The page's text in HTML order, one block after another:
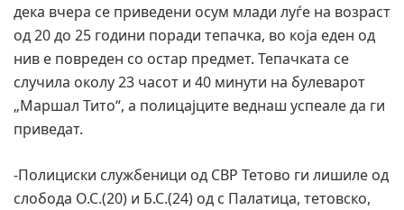
дека вчера се приведени осум млади луѓе на возраст
од 20 до 25 години поради тепачка, во која еден од
нив е повреден со остар предмет. Тепачката се
случила околу 23 часот и 40 минути на булеварот
„Маршал Тито“, а полицајците веднаш успеале да ги
приведат.
-Полициски службеници од СВР Тетово ги лишиле од
слобода О.С.(20) и Б.С.(24) од с Палатица, тетовско,